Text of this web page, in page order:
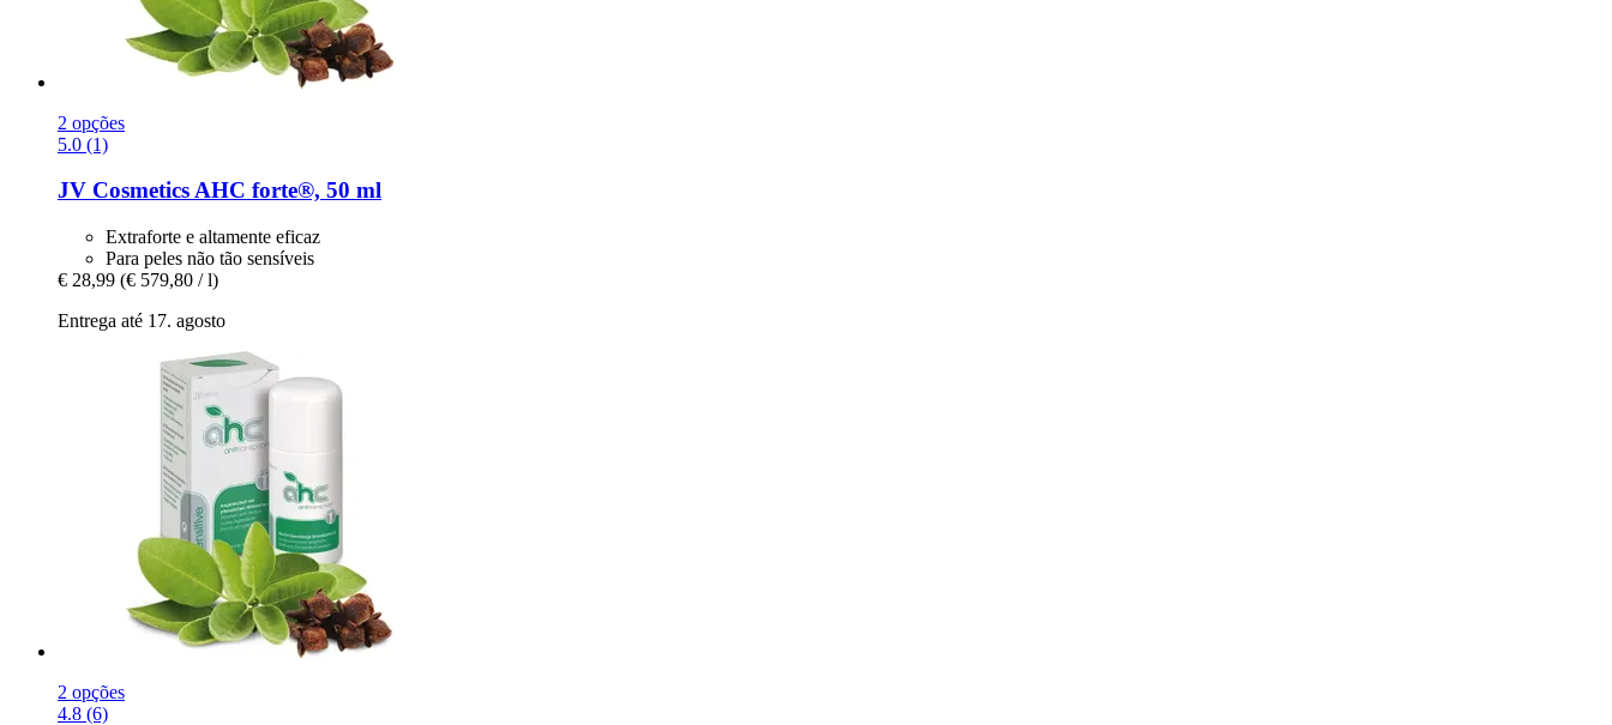
2 opções
5.0 (1)
JV CosmeticsAHC forte®, 50 ml
Extraforte e altamente eficaz
Para peles não tão sensíveis
€ 28,99 (€ 579,80 / l)
Entrega até 17. agosto
2 opções
4.8 (6)